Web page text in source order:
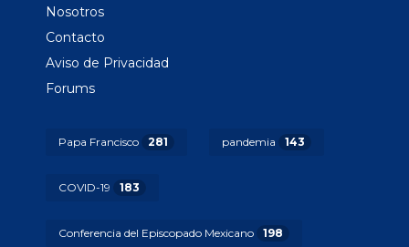
Nosotros
Contacto
Aviso de Privacidad
Forums
Papa Francisco 281 pandemia 143
COVID-19 183
Conferencia del Episcopado Mexicano 198